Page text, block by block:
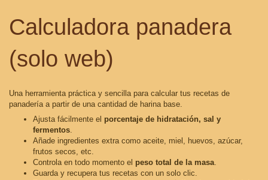
Calculadora panadera
(solo web)
Una herramienta práctica y sencilla para calcular tus recetas de
panadería a partir de una cantidad de harina base.
Ajusta fácilmente el porcentaje de hidratación, sal y
fermentos
Añade ingredientes extra como aceite, miel, huevos, azúcar,
frutos secos, etc.
Controla en todo momento el peso total de la masa
Guarda y recupera tus recetas con un solo clic.